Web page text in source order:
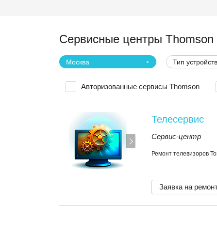
Сервисные центры
Москва Тип
Авторизованные сервисы Thomson
Телесервис
Сервис-центр
Ремонт телевизоров
Заявка на